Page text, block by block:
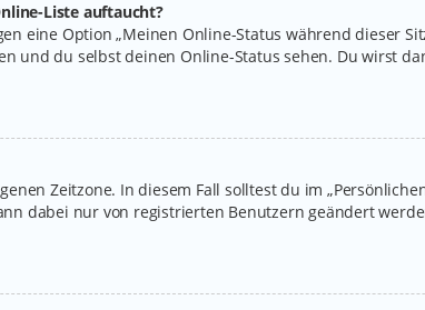
Liste auftaucht?
eine Option „Meinen Online-Status während dieser
und du selbst deinen Online-Status sehen. Du wirst
Zeitzone. In diesem Fall solltest du im
dabei nur von registrierten Benutzern geändert